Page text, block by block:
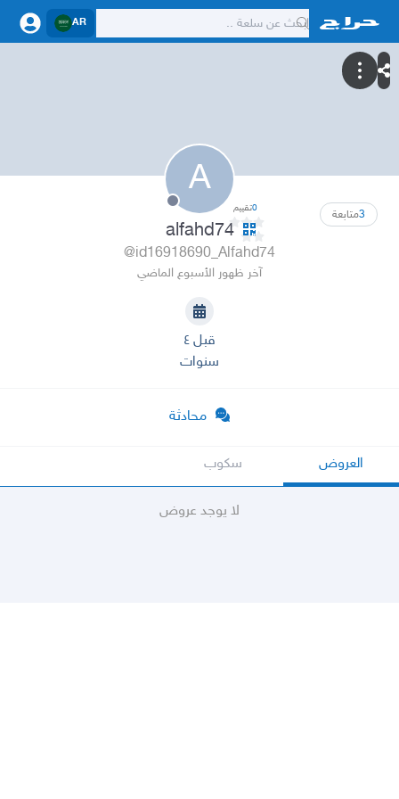
AR
A
3متابعة 0تقييم
alfahd74
@id16918690_Alfahd74
آخر ظهور الأسبوع الماضي
قبل ٤
سنوات
محادثة
العروض سكوب
لا يوجد عروض